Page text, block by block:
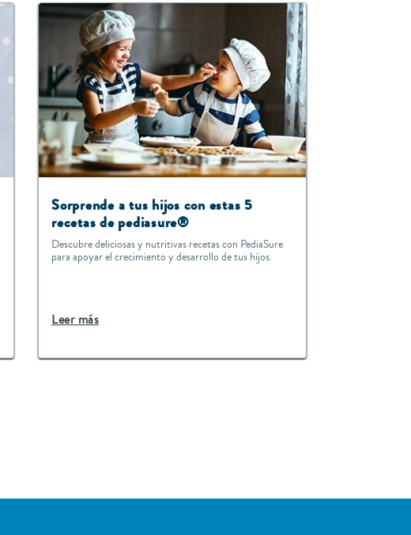
Sorprende a tus hijos con estas 5
recetas de pediasure®
Descubre deliciosas y nutritivas recetas con PediaSure
para apoyar el crecimiento y desarrollo de tus hijos.
Leer más